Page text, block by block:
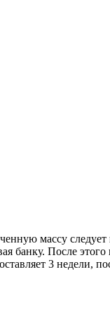
массу
банку. После
3 недели,